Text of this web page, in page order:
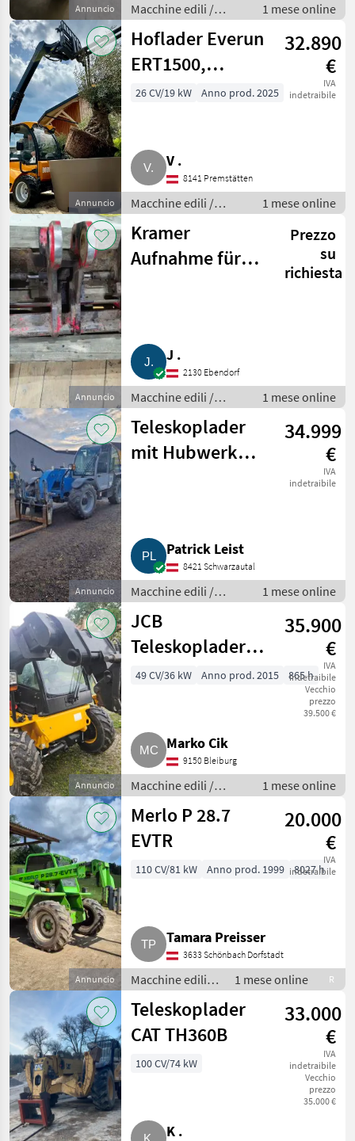
Annuncio
Macchine edili /
Caricatori telescopici
1 mese online
Annuncio
Hoflader Everun
ERT1500,
Perkins Motor,
32.890
€
IVA
indetraibile
26 CV/19 kW Anno prod. 2025
V .
8141 Premstätten
Macchine edili /
Caricatori telescopici
1 mese online
Annuncio
Kramer
Aufnahme für
Prezzo
su
richiesta
J .
2130 Ebendorf
Macchine edili /
Caricatori telescopici
1 mese online
Annuncio
Teleskoplader
mit Hubwerk
34.999
€
IVA
indetraibile
Patrick Leist
8421 Schwarzautal
Macchine edili /
Caricatori telescopici
1 mese online
Annuncio
JCB
Teleskoplader
520-40 Agri
35.900
€
IVA
indetraibile
Vecchio
prezzo
39.500 €
49 CV/36 kW Anno prod. 2015 865 h
Marko Cik
9150 Bleiburg
Macchine edili /
Caricatori telescopici
1 mese online
Annuncio
Merlo P 28.7
EVTR
20.000
€
IVA
indetraibile
110 CV/81 kW Anno prod. 1999 8027 h
Tamara Preisser
3633 Schönbach Dorfstadt
Macchine edili /
Caricatori
telescopici
1 mese online R
Teleskoplader
CAT TH360B
33.000
€
IVA
indetraibile
Vecchio
prezzo
35.000 €
100 CV/74 kW
K .